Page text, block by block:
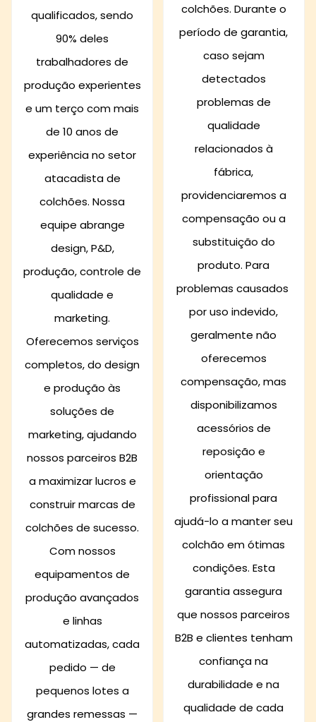
qualificados, sendo
90% deles
trabalhadores de
produção experientes
e um terço com mais
de 10 anos de
experiência no setor
atacadista de
colchões. Nossa
equipe abrange
design, P&D,
produção, controle de
qualidade e
marketing.
Oferecemos serviços
completos, do design
e produção às
soluções de
marketing, ajudando
nossos parceiros B2B
a maximizar lucros e
construir marcas de
colchões de sucesso.
Com nossos
equipamentos de
produção avançados
e linhas
automatizadas, cada
pedido — de
pequenos lotes a
grandes remessas —
colchões. Durante o
período de garantia,
caso sejam
detectados
problemas de
qualidade
relacionados à
fábrica,
providenciaremos a
compensação ou a
substituição do
produto. Para
problemas causados ​​
por uso indevido,
geralmente não
oferecemos
compensação, mas
disponibilizamos
acessórios de
reposição e
orientação
profissional para
ajudá-lo a manter seu
colchão em ótimas
condições. Esta
garantia assegura
que nossos parceiros
B2B e clientes tenham
confiança na
durabilidade e na
qualidade de cada